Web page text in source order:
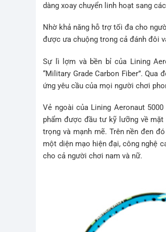
dàng xoay chuyển linh hoạt sang
Nhờ khả năng hỗ trợ tối đa cho
được ưa chuộng trong cả đánh đôi
Sự lì lợm và bền bỉ của Lining
“Military Grade Carbon Fiber”.
ứng yêu cầu của mọi người chơi
Vẻ ngoài của Lining Aeronaut
phẩm được đầu tư kỹ lưỡng về
trọng và mạnh mẽ. Trên nền đen
một diện mạo hiện đại, công nghệ
cho cả người chơi nam và nữ.